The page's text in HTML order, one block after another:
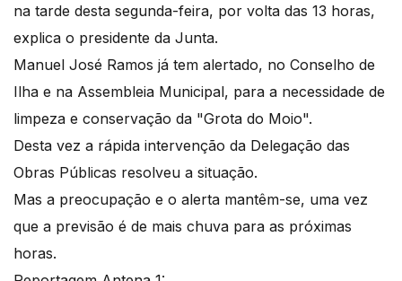
na tarde desta segunda-feira, por volta das 13 horas,
explica o presidente da Junta.
Manuel José Ramos já tem alertado, no Conselho de
Ilha e na Assembleia Municipal, para a necessidade de
limpeza e conservação da "Grota do Moio".
Desta vez a rápida intervenção da Delegação das
Obras Públicas resolveu a situação.
Mas a preocupação e o alerta mantêm-se, uma vez
que a previsão é de mais chuva para as próximas
horas.